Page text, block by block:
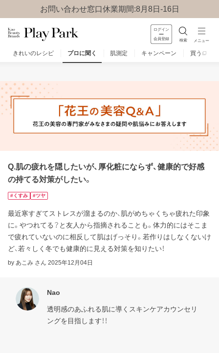
お問い合わせ窓口休業期間:8月8日-16日
ログイン
会員登録 検索 メニュー
きれいのレシピ プロに聞く 肌測定 キャンペーン 買う
Q.肌の疲れを隠したいが、厚化粧にならず、健康的で好感
の持てる対策がしたい。
#くすみ #ツヤ
最近寒すぎてストレスが溜まるのか、肌がめちゃくちゃ疲れた印象
に。やつれてる？と友人から指摘されることも。体力的にはそこま
で疲れていないのに相反して肌はげっそり。若作りはしなくないけ
ど、若々しく冬でも健康的に見える対策を知りたい！
by あこみ さん 2025年12月04日
Nao
透明感のあふれる肌に導くスキンケアカウンセリ
ングを目指します！！